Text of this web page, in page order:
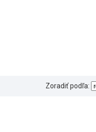
Zoradiť podľa: